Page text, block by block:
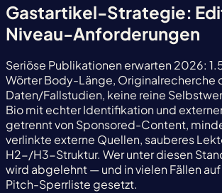
Gastartikel-Strategie:
Niveau-Anforderungen
Seriöse Publikationen erwarten 2026:
Wörter Body-Länge, Originalrecherche
Daten/Fallstudien, keine reine
Bio mit echter Identifikation und
getrennt von Sponsored-Content,
verlinkte externe Quellen, sauberes
H2-/H3-Struktur. Wer unter diesen
wird abgelehnt — und in vielen Fällen
Pitch-Sperrliste gesetzt.